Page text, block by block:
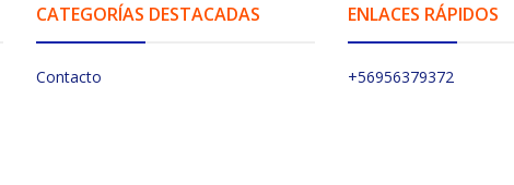
CATEGORÍAS DESTACADAS
Contacto
ENLACES RÁPIDOS
+56956379372